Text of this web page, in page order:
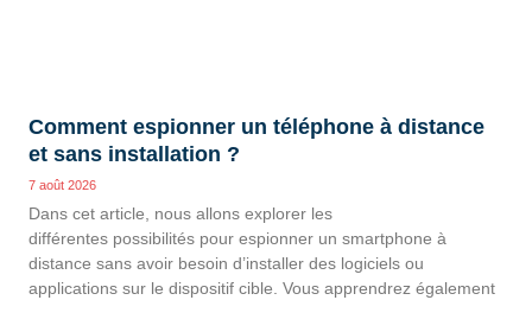
Comment espionner un téléphone à distance
et sans installation ?
7 août 2026
Dans cet article, nous allons explorer les
différentes possibilités pour espionner un smartphone à
distance sans avoir besoin d’installer des logiciels ou
applications sur le dispositif cible. Vous apprendrez également